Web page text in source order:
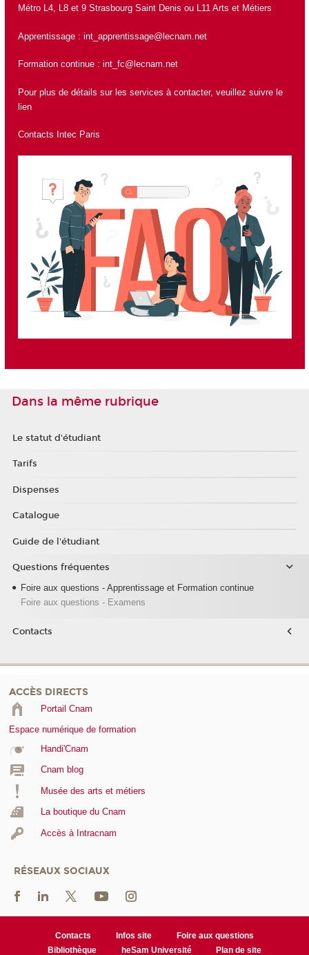
Métro L4, L8 et 9 Strasbourg Saint Denis ou L11 Arts et Métiers
Apprentissage : int_apprentissage@lecnam.net
Formation continue : int_fc@lecnam.net
Pour plus de détails sur les services à contacter, veuillez suivre le
lien
Contacts Intec Paris
Dans la même rubrique
Le statut d'étudiant
Tarifs
Dispenses
Catalogue
Guide de l'étudiant
Questions fréquentes
Foire aux questions - Apprentissage et Formation continue
Foire aux questions - Examens
Contacts
ACCÈS DIRECTS
Portail Cnam
Espace numérique de formation
Handi'Cnam
Cnam blog
Musée des arts et métiers
La boutique du Cnam
Accès à Intracnam
RÉSEAUX SOCIAUX
Contacts Infos site
Foire aux questions
Bibliothèque
heSam Université Plan de site